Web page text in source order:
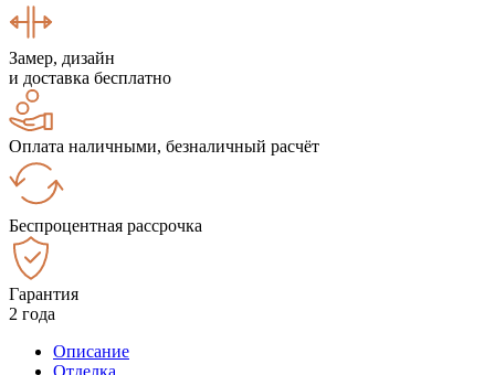
Замер, дизайн
и доставка бесплатно
Оплата наличными, безналичный расчёт
Беспроцентная рассрочка
Гарантия
2 года
Описание
Отделка